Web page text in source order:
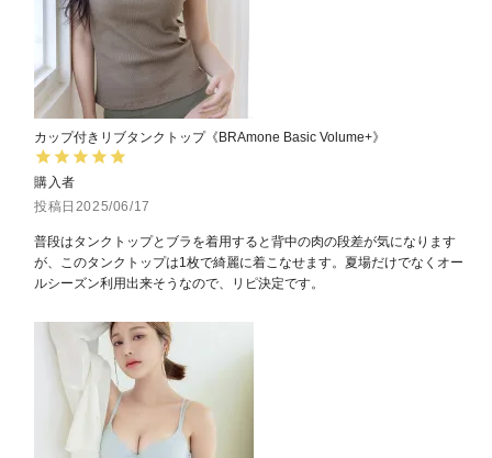
カップ付きリブタンクトップ《BRAmone Basic Volume+》
購入者
投稿日 2025/06/17
普段はタンクトップとブラを着用すると背中の肉の段差が気になります
が、このタンクトップは1枚で綺麗に着こなせます。夏場だけでなくオー
ルシーズン利用出来そうなので、リピ決定です。